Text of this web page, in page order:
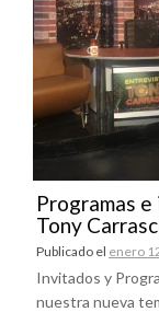
Programas
Tony
Publicado el enero
Invitados y
nuestra nueva